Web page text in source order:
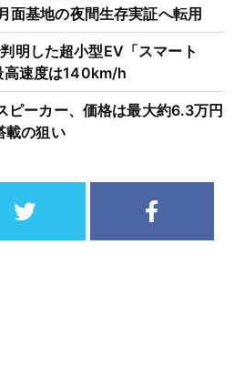
面基地の夜間生存実証へ転用
明した超小型EV「スマート
高速度は140km/h
ピーカー、価格は最大約6.3万円
の狙い